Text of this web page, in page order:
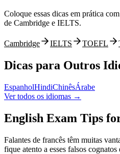
Coloque essas dicas em prática
de Cambridge e IELTS.
Cambridge IELTS TOEFL
Dicas para Outros
EspanholHindiChinêsÁrabe
Ver todos os idiomas →
English Exam Tips
Falantes de francês têm muitas
fique atento a esses falsos